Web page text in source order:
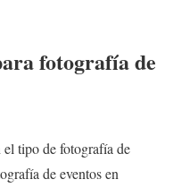
fotografía de
tipo de fotografía de
de eventos en